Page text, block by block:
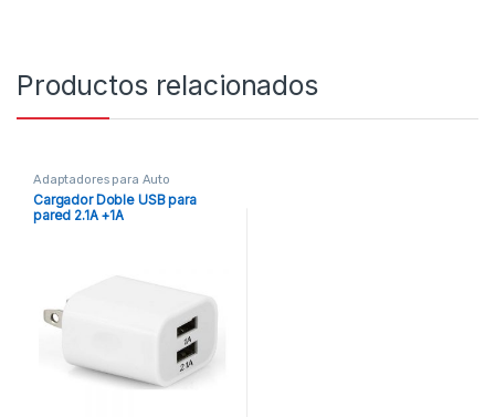
Productos relacionados
Adaptadores para Auto
Cargador Doble USB para
pared 2.1A +1A